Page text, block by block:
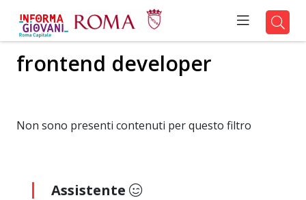
frontend developer
Non sono presenti contenuti per questo filtro
Assistente